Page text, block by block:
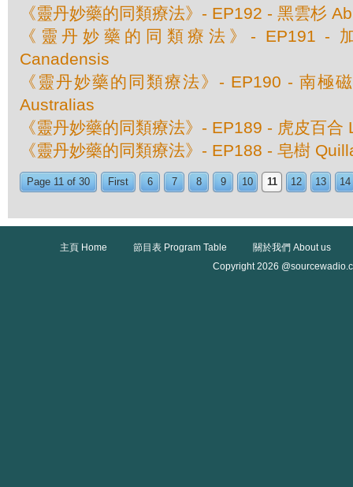
《靈丹妙藥的同類療法》- EP192 - 黑雲杉
《靈丹妙藥的同類療法》- EP191 -
Canadensis
《靈丹妙藥的同類療法》- EP190 - 南極
Australias
《靈丹妙藥的同類療法》- EP189 - 虎皮百
《靈丹妙藥的同類療法》- EP188 - 皂樹
Page 11 of 30 First 6 7 8 9 10 11 12 13 14
主頁 Home 節目表 Program Table
關於我們 About us
Copyright 2026